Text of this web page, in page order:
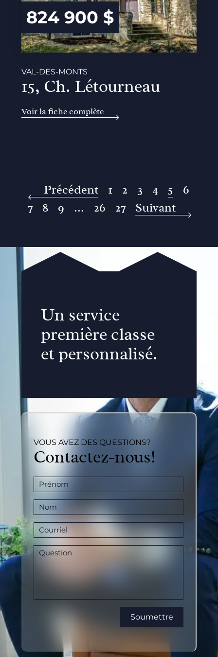
824 900 $
VAL-DES-MONTS
15, Ch. Létourneau
Voir la fiche complète
Précédent 1 2 3 4 5
6
7
8 9 ... 26 27 Suivant
Un service
première classe
et personnalisé.
VOUS AVEZ DES QUESTIONS?
Contactez-nous!